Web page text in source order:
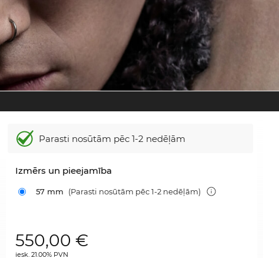
Parasti nosūtām pēc 1-2 nedēļām
Izmērs un pieejamība
57 mm (Parasti nosūtām pēc 1-2 nedēļām)
550,00 €
iesk. 21.00% PVN